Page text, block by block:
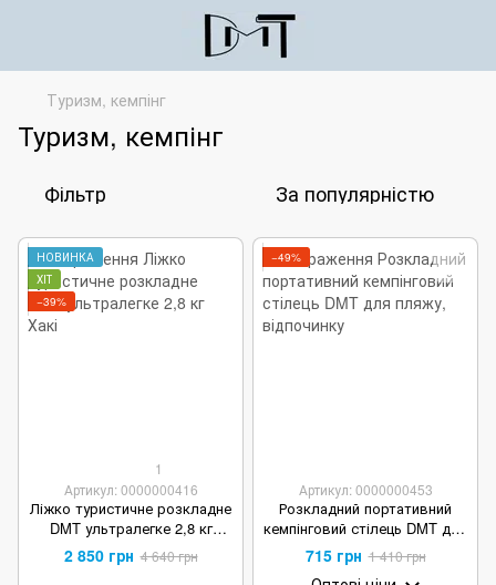
Туризм, кемпінг
Туризм, кемпінг
Фільтр За популярністю
НОВИНКА
ХІТ
−39%
1
Артикул: 0000000416
Ліжко туристичне розкладне
DMT ультралегке 2,8 кг
Чорний
2 850 грн 4 640 грн
−49%
Артикул: 0000000453
Розкладний портативний
кемпінговий стілець DMT для
пляжу, відпочинку
715 грн 1 410 грн